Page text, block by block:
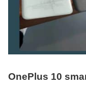
OnePlus 10